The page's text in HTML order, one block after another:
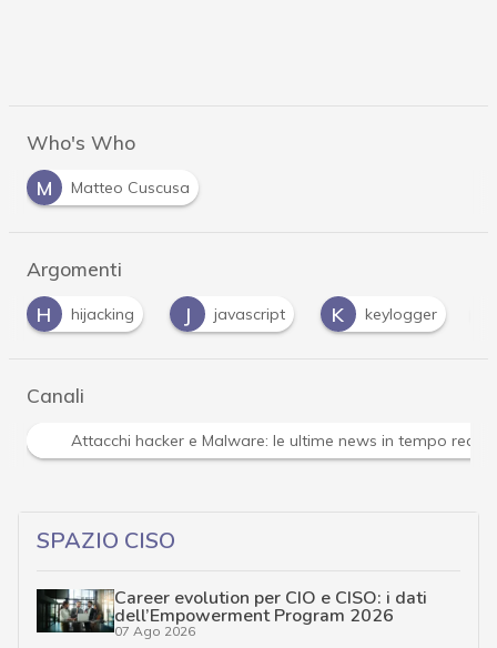
Who's Who
M
Matteo Cuscusa
Argomenti
J
javascript K keylogger M malware
Canali
Attacchi hacker e Malware: le ultime news in tempo
SPAZIO CISO
Career evolution per CIO e CISO: i dati
dell’Empowerment Program 2026
07 Ago 2026